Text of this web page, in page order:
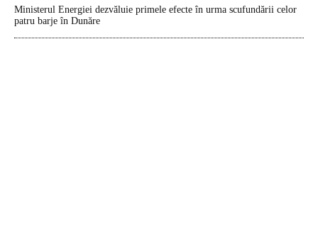
Ministerul Energiei dezvăluie primele efecte în urma scufundării celor
patru barje în Dunăre